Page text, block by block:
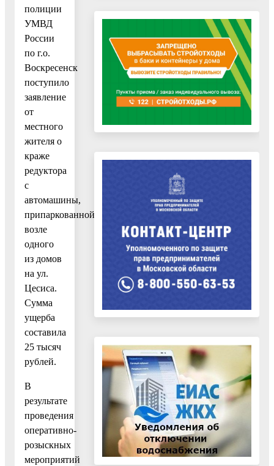
полиции
УМВД
России
по г.о.
Воскресенск
поступило
заявление
от
местного
жителя о
краже
редуктора
с
автомашины,
припаркованной
возле
одного
из домов
на ул.
Цесиса.
Сумма
ущерба
составила
25 тысяч
рублей.
В
результате
проведения
оперативно-
розыскных
мероприятий